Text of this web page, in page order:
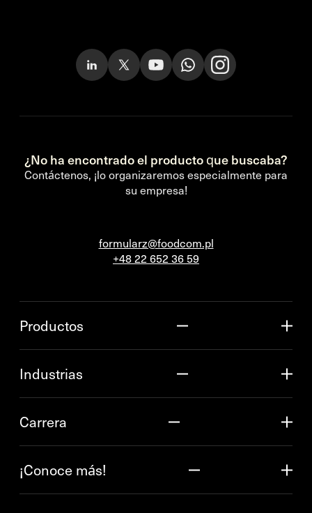
¿No ha encontrado el producto que buscaba?
Contáctenos, ¡lo organizaremos especialmente para
su empresa!
formularz@foodcom.pl
+48 22 652 36 59
Productos
Industrias
Carrera
¡Conoce más!